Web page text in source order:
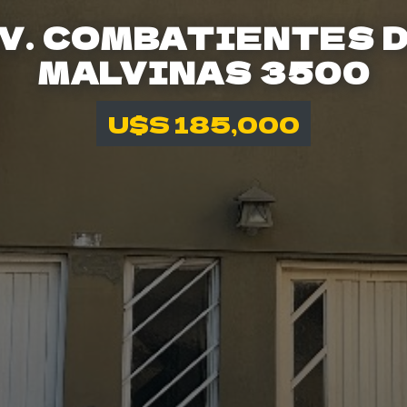
COMBATIENTES
MALVINAS 3500
U$S 185,000